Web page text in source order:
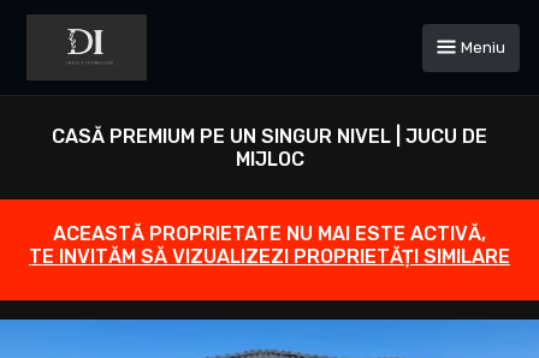
Meniu
CASĂ PREMIUM PE UN SINGUR NIVEL | JUCU DE
MIJLOC
ACEASTĂ PROPRIETATE NU MAI ESTE ACTIVĂ,
TE INVITĂM SĂ VIZUALIZEZI PROPRIETĂȚI SIMILARE